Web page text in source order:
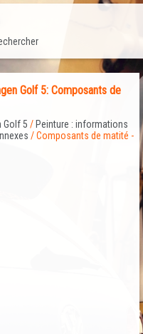
Golf 5: Composants de
Golf 5 / Peinture : informations
/ Composants de matité -